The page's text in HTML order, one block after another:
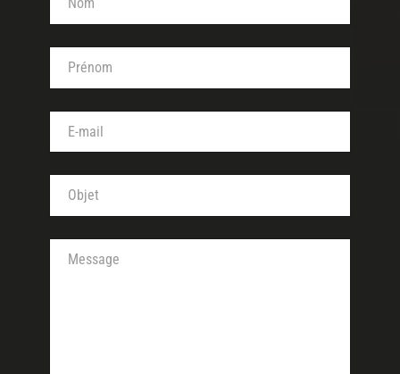
Votre prénom (obligatoire)
Votre adresse de messagerie (obligatoire)
Objet de votre message (obligatoire)
Votre message